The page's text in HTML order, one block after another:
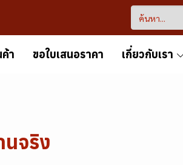
า ขอใบเสนอราคา เกี่ยวกับเรา
นจริง